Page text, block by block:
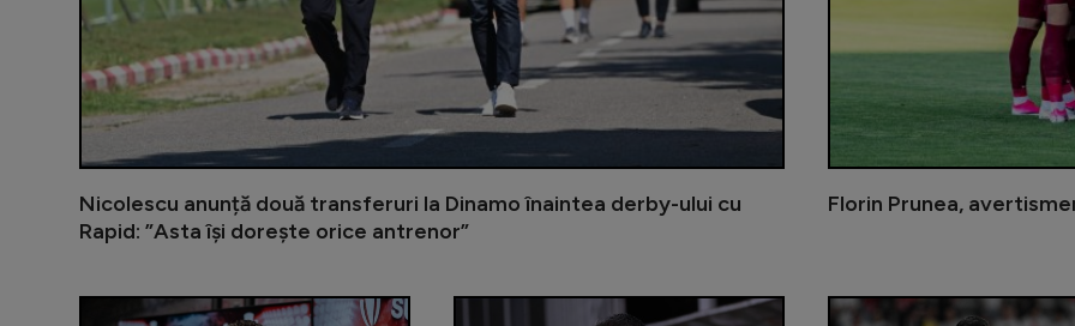
Nicolescu anunță două transferuri la Dinamo înaintea derby-ului cu
Rapid: ”Asta își dorește orice antrenor”
Florin Prunea,
Dani Coman a vrut să schimbe